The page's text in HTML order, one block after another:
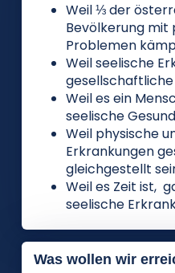
Weil ⅓ der
Bevölkerung mit
Problemen
Weil seelische
Weil es ein
seelische
Weil physische
Erkrankungen
gleichgestellt
Weil es Zeit ist,
seelische
Was wollen wir